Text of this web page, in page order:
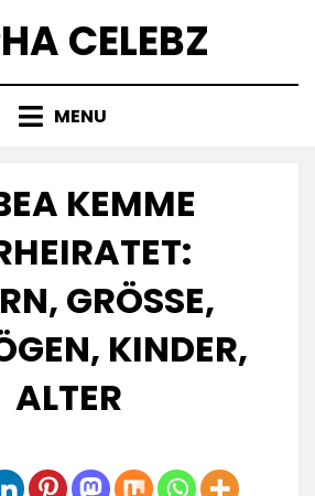
CELEBZ
MENU
KEMME
GRÖSSE, V
KINDER, A
LTER
on